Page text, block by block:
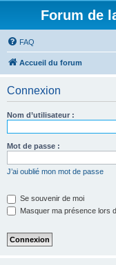
Forum de
FAQ
Accueil du forum
Connexion
Nom d’utilisateur :
Mot de passe :
J’ai oublié mon mot de passe
Se souvenir de moi
Masquer ma présence lors